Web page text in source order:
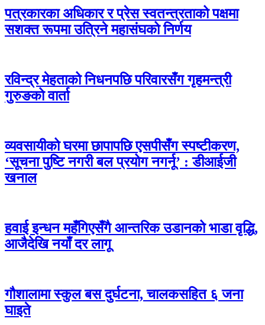
पत्रकारका अधिकार र प्रेस स्वतन्त्रताको पक्षमा
सशक्त रूपमा उत्रिने महासंघको निर्णय
रविन्द्र मेहताको निधनपछि परिवारसँग गृहमन्त्री
गुरुङको वार्ता
व्यवसायीको घरमा छापापछि एसपीसँग स्पष्टीकरण,
‘सूचना पुष्टि नगरी बल प्रयोग नगर्नू’ : डीआईजी
खनाल
हवाई इन्धन महँगिएसँगै आन्तरिक उडानको भाडा वृद्धि,
आजैदेखि नयाँ दर लागू
गौशालामा स्कुल बस दुर्घटना, चालकसहित ६ जना
घाइते